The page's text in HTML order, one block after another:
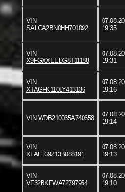
VIN
SALCA2BN0HH701092
19:35
VIN
X9FGXXEEDG8T11188
19:31
VIN
XTAGFK110LY413136
19:16
VIN WDB210035A740658
19:14
VIN
KLALF69Z13B088191
19:13
VIN
VF32BKFWA72797954
19:10